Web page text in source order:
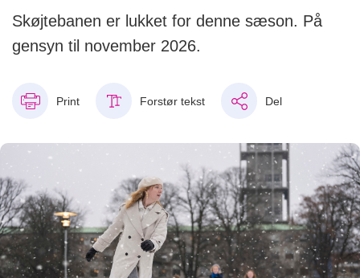
Skøjtebanen er lukket for denne sæson. På
gensyn til november 2026.
Print Forstør tekst Del